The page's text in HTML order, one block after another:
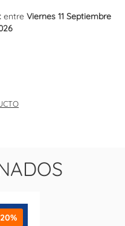
entre Viernes 11 Septiembre